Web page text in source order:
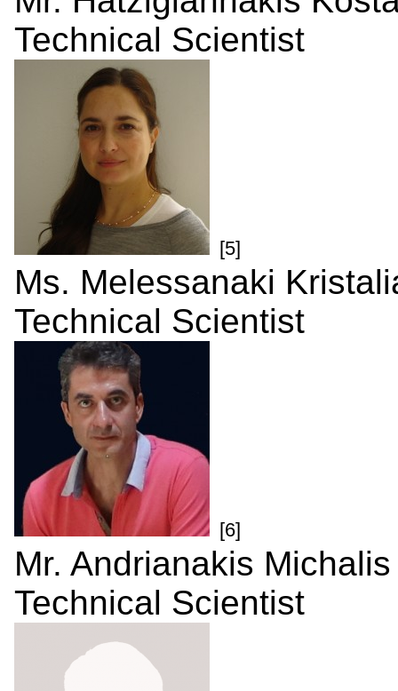
Technical Scientist
[5]
Ms. Melessanaki
Technical Scientist
[6]
Mr. Andrianakis Michalis
Technical Scientist